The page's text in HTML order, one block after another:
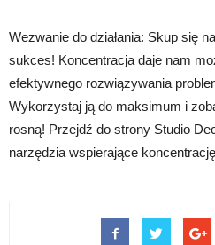
Wezwanie do działania: Skup się
sukces! Koncentracja daje nam
efektywnego rozwiązywania
Wykorzystaj ją do maksimum i
rosną! Przejdź do strony Studio
narzędzia wspierające